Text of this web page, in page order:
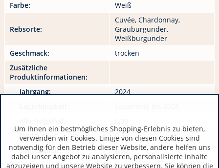
Farbe:
Weiß
Rebsorte:
Cuvée, Chardonnay,
Grauburgunder,
Weißburgunder
Geschmack:
trocken
Zusätzliche
Produktinformationen:
Jahrgang:
2024
Restzucker:
0,00
Säuregehalt:
0,00
Trauben / Traubenmost,
Um Ihnen ein bestmögliches Shopping-Erlebnis zu bieten,
verwenden wir Cookies. Einige von diesen Cookies sind
notwendig für den Betrieb dieser Website, andere helfen uns
dabei unser Angebot zu analysieren, personalisierte Inhalte
anzuzeigen und unsere Website zu verbessern. Sie können die